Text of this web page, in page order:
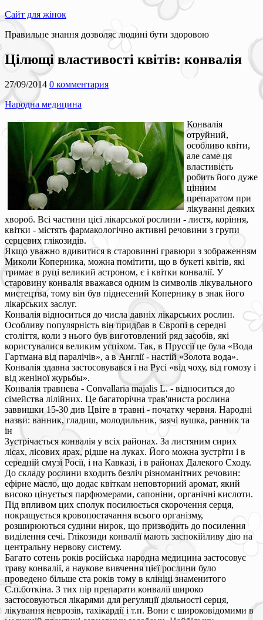
Сайт для жінок
Правильне знання дозволяє людині бути здоровою
Цілющі властивості квітів: конвалія
27/09/2014 0 комментария
Народна медицина
Конвалія
отруйний,
особливо квіти,
але саме ця
властивість
робить його дуже
цінним
препаратом при
лікуванні деяких
хвороб. Всі частини цієї лікарської рослини - листя, коріння,
квітки - містять фармакологічно активні речовини з групи
серцевих глікозидів.
Якщо уважно вдивитися в старовинні гравюри з зображенням
Миколи Коперника, можна помітити, що в букеті квітів, які
тримає в руці великий астроном, є і квітки конвалії. У
старовину конвалія вважався одним із символів лікувального
мистецтва, тому він був піднесений Копернику в знак його
лікарських заслуг.
Конвалія відноситься до числа давніх лікарських рослин.
Особливу популярність він придбав в Європі в середні
століття, коли з нього був виготовлений ряд засобів, які
користувалися великим успіхом. Так, в Пруссії це була «Вода
Гартмана від паралічів», а в Англії - настій «Золота вода».
Конвалія здавна застосовувався і на Русі «від чоху, від гомозу і
від женіної журьбы».
Конвалія травнева - Convallaria majalis L. - відноситься до
сімейства лілійних. Це багаторічна трав'яниста рослина
заввишки 15-30 див Цвіте в травні - початку червня. Народні
назви: ванник, гладиш, молодильник, заячі вушка, ранник та
ін
Зустрічається конвалія у всіх районах. За листяним сирих
лісах, лісових ярах, рідше на луках. Його можна зустріти і в
середній смузі Росії, і на Кавказі, і в районах Далекого Сходу.
До складу рослини входить безліч різноманітних речовин:
ефірне масло, що додає квіткам неповторний аромат, який
високо цінується парфюмерами, сапоніни, органічні кислоти.
Під впливом цих сполук посилюється скорочення серця,
покращується кровопостачання всього організму,
розширюються судини нирок, що призводить до посилення
виділення сечі. Глікозиди конвалії мають заспокійливу дію на
центральну нервову систему.
Багато сотень років російська народна медицина застосовує
траву конвалії, а наукове вивчення цієї рослини було
проведено більше ста років тому в клініці знаменитого
С.п.боткіна. З тих пір препарати конвалії широко
застосовуються лікарями для регуляції діяльності серця,
лікування неврозів, тахікардії і т.п. Вони є широковідомими в